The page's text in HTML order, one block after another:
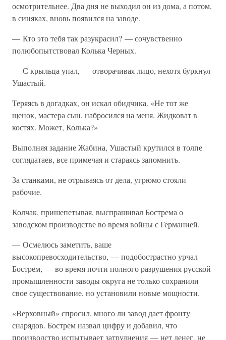
осмотрительнее. Два дня не выходил он из дома, а потом,
в синяках, вновь появился на заводе.
— Кто это тебя так разукрасил? — сочувственно
полюбопытствовал Колька Черных.
— С крыльца упал, — отворачивая лицо, нехотя буркнул
Ушастый.
Теряясь в догадках, он искал обидчика. «Не тот же
щенок, мастера сын, набросился на меня. Жидковат в
костях. Может, Колька?»
Выполняя задание Жабина, Ушастый крутился в толпе
соглядатаев, все примечая и стараясь запомнить.
За станками, не отрываясь от дела, угрюмо стояли
рабочие.
Колчак, пришепетывая, выспрашивал Бострема о
заводском производстве во время войны с Германией.
— Осмелюсь заметить, ваше
высокопревосходительство, — подобострастно урчал
Бострем, — во время почти полного разрушения русской
промышленности заводы округа не только сохранили
свое существование, но установили новые мощности.
«Верховный» спросил, много ли завод дает фронту
снарядов. Бострем назвал цифру и добавил, что
производство испытывает затруднения — нет денег, не